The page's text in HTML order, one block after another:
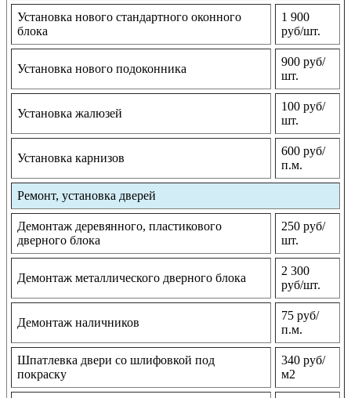
Установка нового стандартного оконного
блока
1 900
руб/шт.
Установка нового подоконника
900 руб/
шт.
Установка жалюзей
100 руб/
шт.
Установка карнизов
600 руб/
п.м.
Ремонт, установка дверей
Демонтаж деревянного, пластикового
дверного блока
250 руб/
шт.
Демонтаж металлического дверного блока
2 300
руб/шт.
Демонтаж наличников
75 руб/
п.м.
Шпатлевка двери со шлифовкой под
покраску
340 руб/
м2